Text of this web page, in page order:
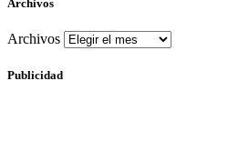
Archivos
Archivos
Publicidad